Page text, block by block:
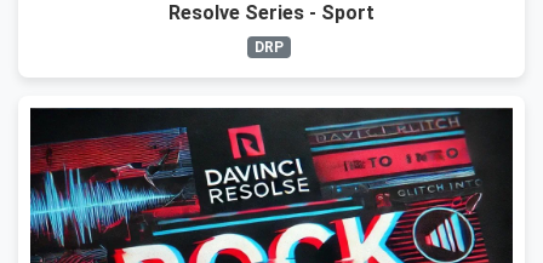
Resolve Series - Sport
DRP